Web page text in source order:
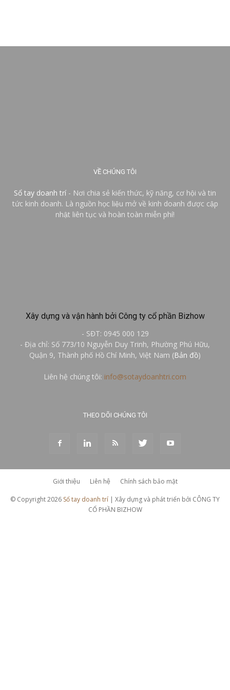
VỀ CHÚNG TÔI
Sổ tay doanh trí - Nơi chia sẻ kiến thức, kỹ năng, cơ hội và tin
tức kinh doanh. Là nguồn học liệu mở về kinh doanh được cập
nhật liên tục và hoàn toàn miễn phí!
Xây dựng và vận hành bởi Công ty cổ phần Bizhow
- SĐT: 0945 000 129
- Địa chỉ: Số 773/10 Nguyễn Duy Trinh, Phường Phú Hữu,
Quận 9, Thành phố Hồ Chí Minh, Việt Nam (Bản đồ)
Liên hệ chúng tôi: info@sotaydoanhtri.com
THEO DÕI CHÚNG TÔI
Giới thiệu Liên hệ Chính sách bảo mật
© Copyright 2026 Sổ tay doanh trí | Xây dựng và phát triển bởi CÔNG TY
CỔ PHẦN BIZHOW